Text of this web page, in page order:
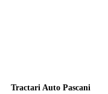
Tractari Auto Pascani